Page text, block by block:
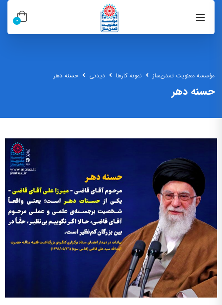
0
مؤسسه معنویت تمدن‌ساز نمونه کارها دیدنی حسنه دهر
حسنه دهر